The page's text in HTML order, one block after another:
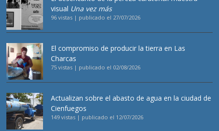
visual Una vez más
96 vistas | publicado el 27/07/2026
El compromiso de producir la tierra en Las
Charcas
75 vistas | publicado el 02/08/2026
Actualizan sobre el abasto de agua en la ciudad de
Cienfuegos
149 vistas | publicado el 12/07/2026